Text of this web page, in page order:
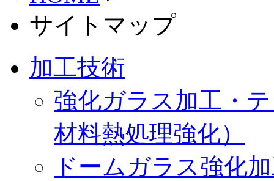
サイトマップ
加工技術
強化ガラス加工・
材料熱処理強化）
ドームガラス強化